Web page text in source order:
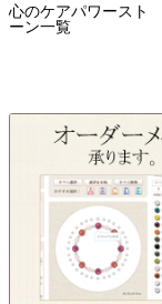
心のケアパワースト
ーン一覧